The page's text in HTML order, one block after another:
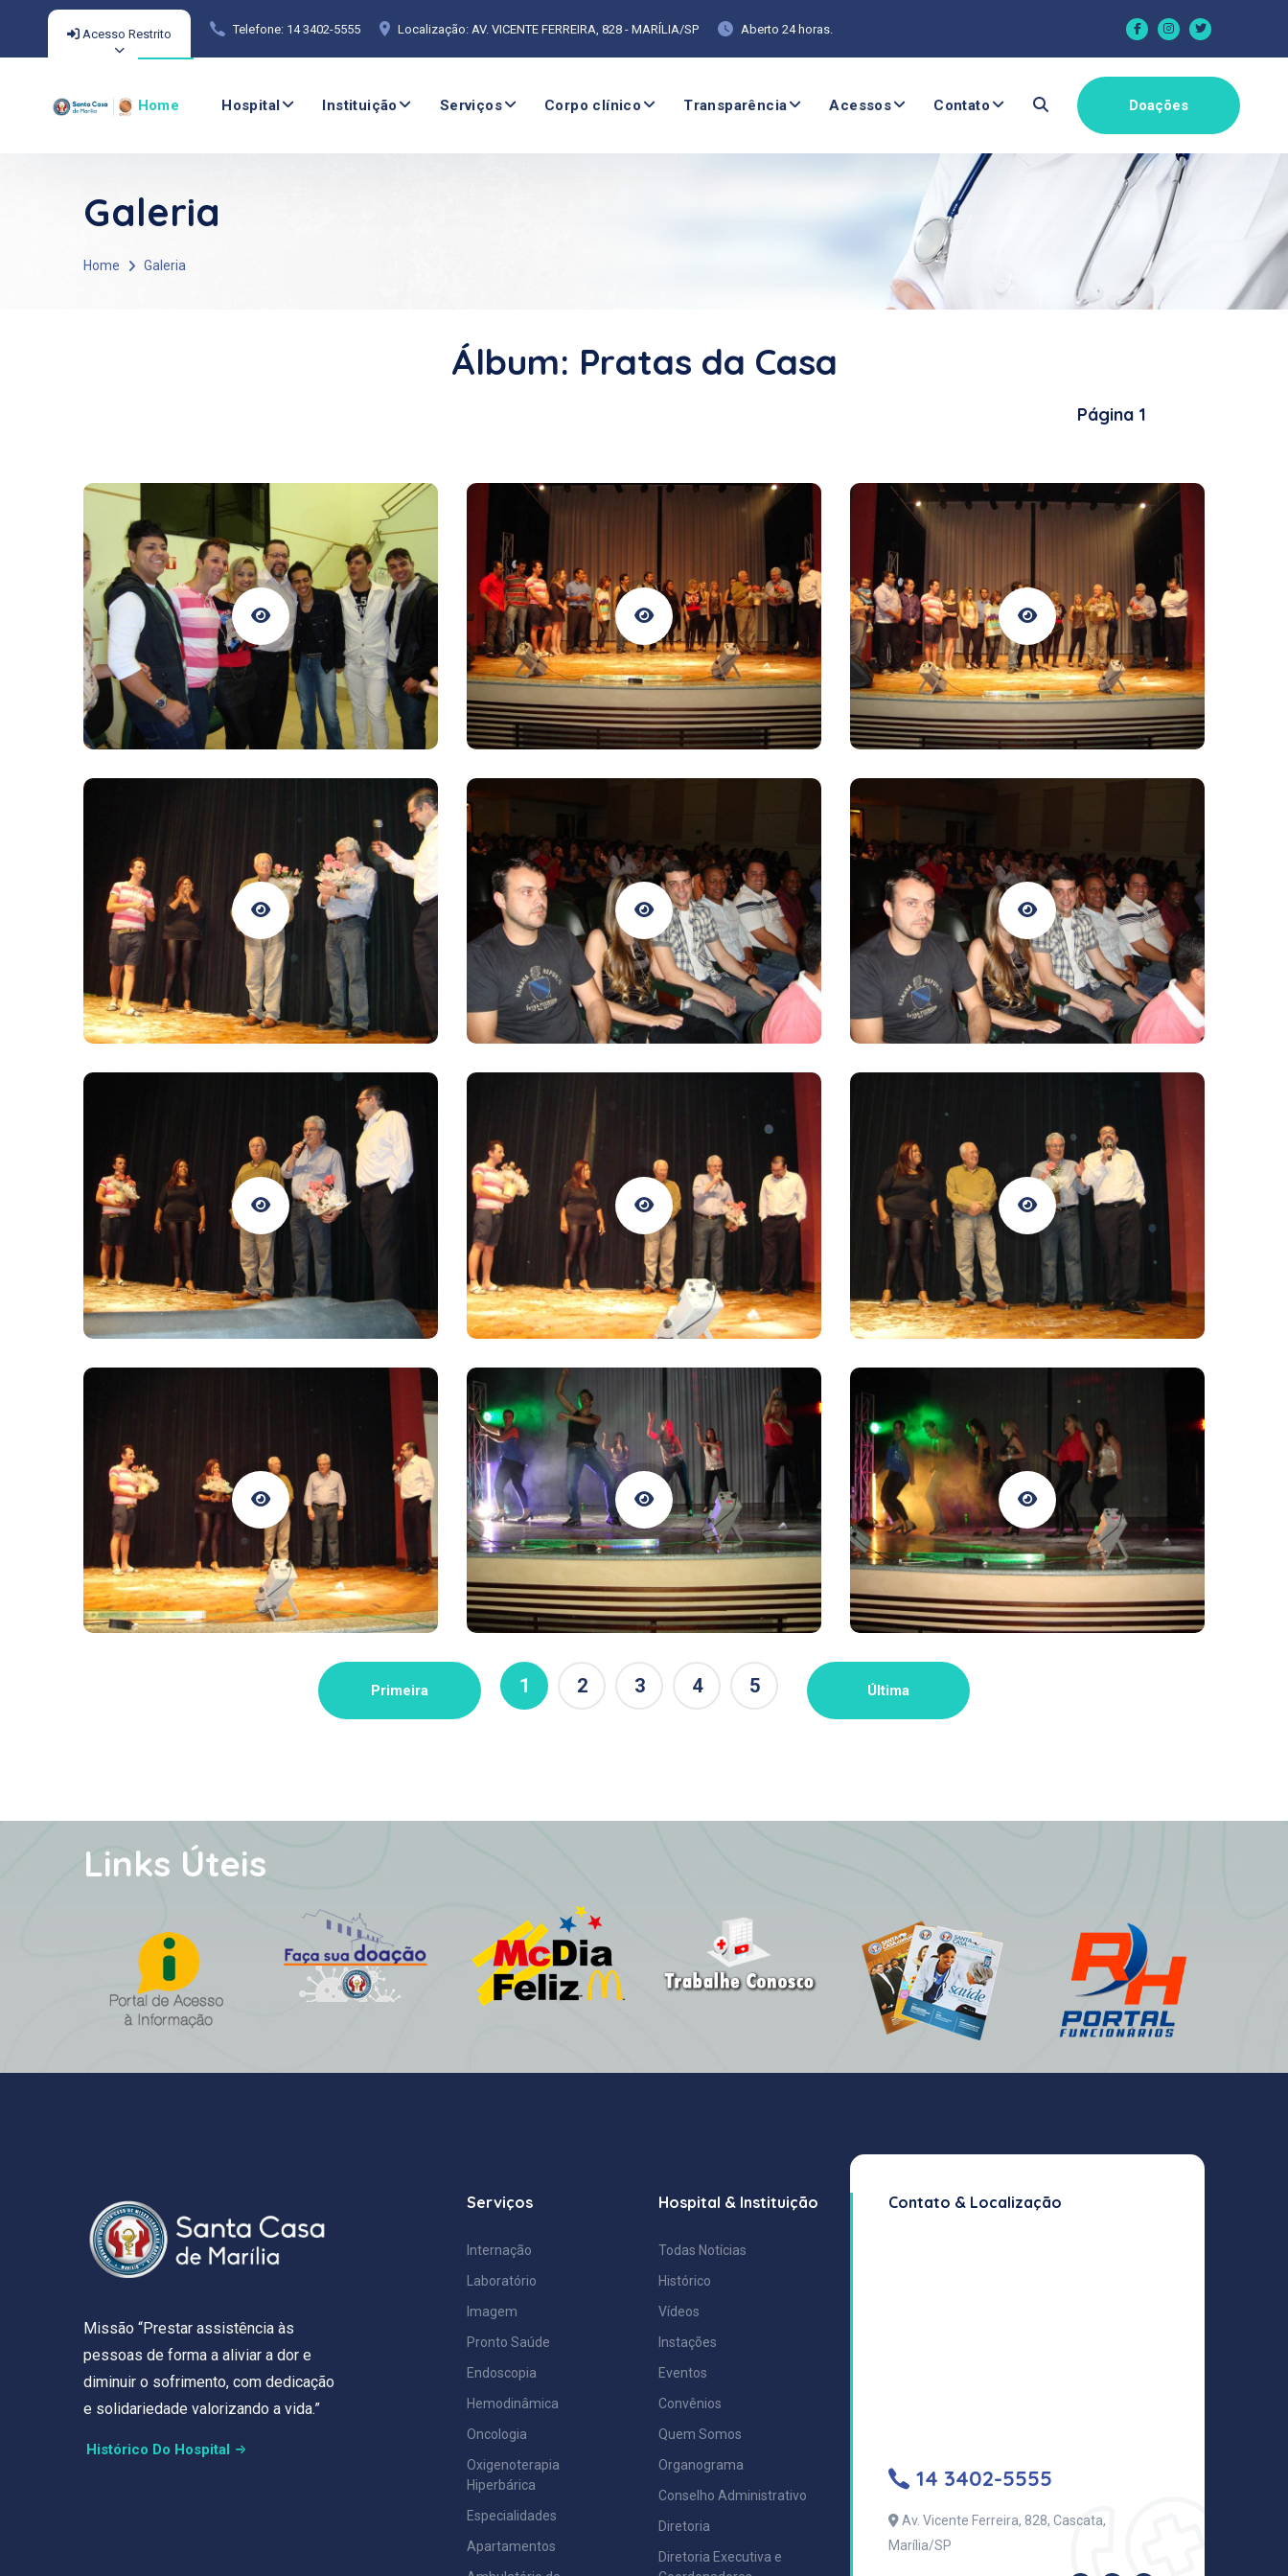
Acesso Restrito Telefone: 14 3402-5555 Localização: AV. VICENTE FERREIRA, 828 - MARÍLIA/SP Aberto 24 horas.
Home Hospital Instituição Serviços Corpo clínico Transparência Acessos Contato Doações
Galeria
Home Galeria
Álbum: Pratas da Casa
Página 1
Primeira 1 2 3 4 5 Última
Links Úteis
Missão “Prestar assistência às
pessoas de forma a aliviar a dor e
diminuir o sofrimento, com dedicação
e solidariedade valorizando a vida.”
Histórico Do Hospital
Serviços
Internação
Laboratório
Imagem
Pronto Saúde
Endoscopia
Hemodinâmica
Oncologia
Oxigenoterapia
Hiperbárica
Especialidades
Apartamentos
Hospital & Instituição
Todas Notícias
Histórico
Vídeos
Instações
Eventos
Convênios
Quem Somos
Organograma
Conselho Administrativo
Diretoria
Diretoria Executiva e
Contato & Localização
14 3402-5555
Av. Vicente Ferreira, 828, Cascata,
Marília/SP